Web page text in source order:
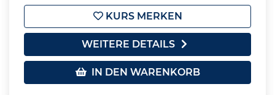
KURS MERKEN
WEITERE DETAILS
IN DEN WARENKORB